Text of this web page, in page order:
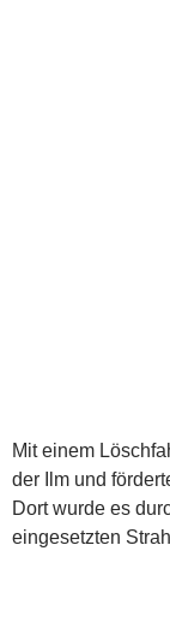
Mit einem
der Ilm und
Dort wurde es
eingesetzten